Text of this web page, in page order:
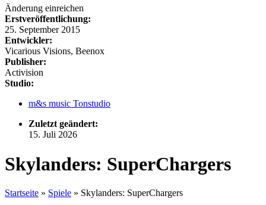
Änderung einreichen
Erstveröffentlichung:
25. September 2015
Entwickler:
Vicarious Visions, Beenox
Publisher:
Activision
Studio:
m&s music Tonstudio
Zuletzt geändert:
15. Juli 2026
Skylanders: SuperChargers
Startseite » Spiele » Skylanders: SuperChargers